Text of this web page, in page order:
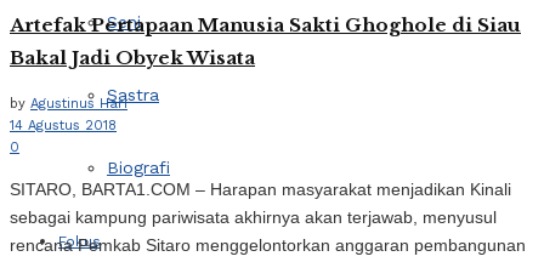
Seni
Sastra
Biografi
Fokus
Artefak Pertapaan Manusia Sakti Ghoghole di Siau
Bakal Jadi Obyek Wisata
by Agustinus Hari
14 Agustus 2018
0
SITARO, BARTA1.COM – Harapan masyarakat menjadikan Kinali
sebagai kampung pariwisata akhirnya akan terjawab, menyusul
rencana Pemkab Sitaro menggelontorkan anggaran pembangunan